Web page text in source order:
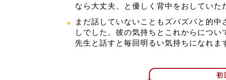
なら大丈夫、と優しく背中をおしていた
まだ話していないこともズバズバと的
しでした。彼の気持ちとこれからにつ
先生と話すと毎回明るい気持ちになれま
初